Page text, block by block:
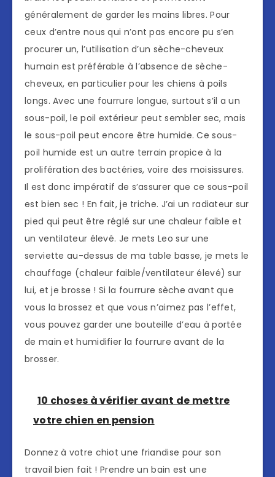
généralement de garder les mains libres. Pour
ceux d’entre nous qui n’ont pas encore pu s’en
procurer un, l’utilisation d’un sèche-cheveux
humain est préférable à l’absence de sèche-
cheveux, en particulier pour les chiens à poils
longs. Avec une fourrure longue, surtout s’il a un
sous-poil, le poil extérieur peut sembler sec, mais
le sous-poil peut encore être humide. Ce sous-
poil humide est un autre terrain propice à la
prolifération des bactéries, voire des moisissures.
Il est donc impératif de s’assurer que ce sous-poil
est bien sec ! En fait, je triche. J’ai un radiateur sur
pied qui peut être réglé sur une chaleur faible et
un ventilateur élevé. Je mets Leo sur une
serviette au-dessus de ma table basse, je mets le
chauffage (chaleur faible/ventilateur élevé) sur
lui, et je brosse ! Si la fourrure sèche avant que
vous la brossez et que vous n’aimez pas l’effet,
vous pouvez garder une bouteille d’eau à portée
de main et humidifier la fourrure avant de la
brosser.
10 choses à vérifier avant de mettre
votre chien en pension
Donnez à votre chiot une friandise pour son
travail bien fait ! Prendre un bain est une